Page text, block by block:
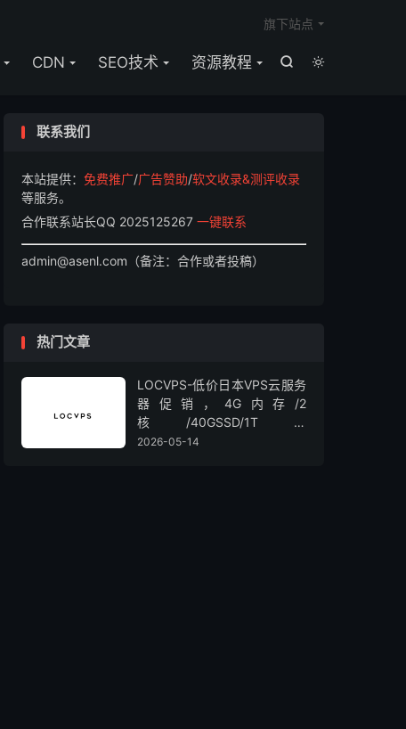


CDN SEO技术 资源教程
旗下站点
联系我们
本站提供： 免费推广/广告赞助/软文收录&测评收录
等服务。
合作联系站长QQ 2025125267 一键联系
admin@asenl.com（备注：合作或者投稿）
热门文章
LOCVPS-低价日本VPS云服务
器促销，4G内存/2
核/40GSSD/1T流
量/450Mbps带宽，低至36元/
2026-05-14